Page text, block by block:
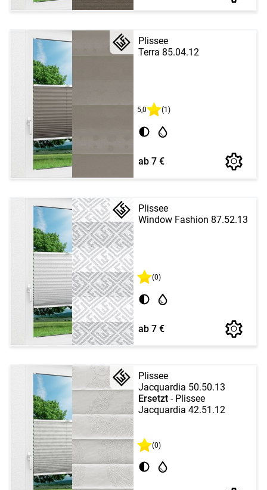
Plissee
Terra 85.04.12
5,0 (1)
ab 7 €
Plissee
Window Fashion 87.52.13
(0)
ab 7 €
Plissee
Jacquardia 50.50.13
Ersetzt - Plissee
Jacquardia 42.51.12
(0)